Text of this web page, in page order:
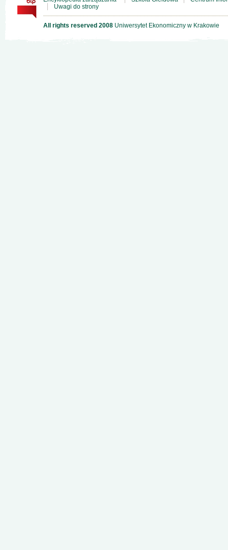
Uwagi do strony
All rights reserved 2008 Uniwersytet Ekonomiczny w Krakowie